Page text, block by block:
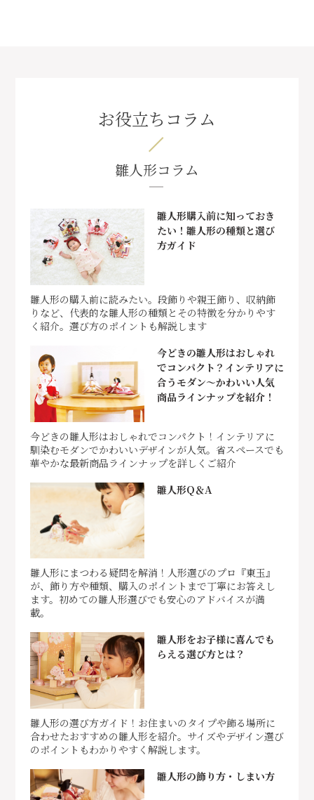
お役立ちコラム
雛人形コラム
雛人形購入前に知っておき
たい！雛人形の種類と選び
方ガイド
雛人形の購入前に読みたい。段飾りや親王飾り、収納飾
りなど、代表的な雛人形の種類とその特徴を分かりやす
く紹介。選び方のポイントも解説します
今どきの雛人形はおしゃれ
でコンパクト？インテリアに
合うモダン～かわいい人気
商品ラインナップを紹介！
今どきの雛人形はおしゃれでコンパクト！インテリアに
馴染むモダンでかわいいデザインが人気。省スペースでも
華やかな最新商品ラインナップを詳しくご紹介
雛人形Q＆A
雛人形にまつわる疑問を解消！人形選びのプロ『東玉』
が、飾り方や種類、購入のポイントまで丁寧にお答えし
ます。初めての雛人形選びでも安心のアドバイスが満
載。
雛人形をお子様に喜んでも
らえる選び方とは？
雛人形の選び方ガイド！お住まいのタイプや飾る場所に
合わせたおすすめの雛人形を紹介。サイズやデザイン選び
のポイントもわかりやすく解説します。
雛人形の飾り方・しまい方